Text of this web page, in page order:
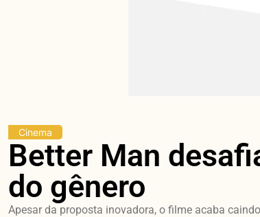
Cinema
Better Man
do gênero
Apesar da proposta inovadora, o filme acaba